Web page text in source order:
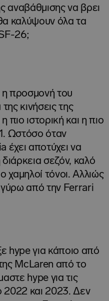
αναβάθμισης να βρει
καλύψουν όλα τα
26;
η προσμονή του
κινήσεις της
πιο ιστορική και η πιο
Ωστόσο όταν
έχει αποτύχει να
σεζόν, καλό
χαμηλοί τόνοι. Αλλιώς
γύρω από την Ferrari
hype για κάποιο από
McLaren από το
hype για τις
2022 και 2023. Δεν